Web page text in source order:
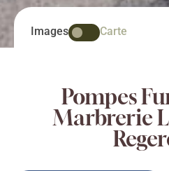
Images Carte
Pompes
Marbrerie